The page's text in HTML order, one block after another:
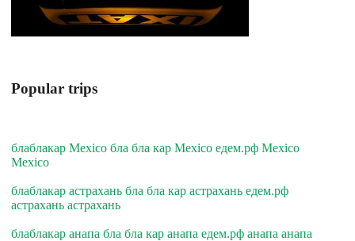
Popular trips
блаблакар Mexico бла бла кар Mexico едем.рф Mexico
Mexico
блаблакар астрахань бла бла кар астрахань едем.рф
астрахань астрахань
блаблакар анапа бла бла кар анапа едем.рф анапа анапа